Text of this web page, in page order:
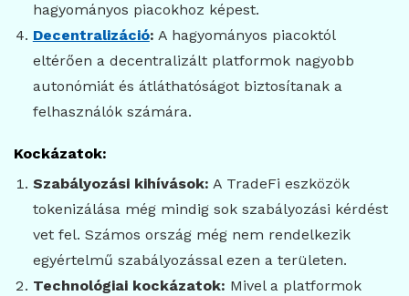
hagyományos piacokhoz képest.
Decentralizáció: A hagyományos piacoktól
eltérően a decentralizált platformok nagyobb
autonómiát és átláthatóságot biztosítanak a
felhasználók számára.
Kockázatok:
Szabályozási kihívások: A TradeFi eszközök
tokenizálása még mindig sok szabályozási kérdést
vet fel. Számos ország még nem rendelkezik
egyértelmű szabályozással ezen a területen.
Technológiai kockázatok: Mivel a platformok